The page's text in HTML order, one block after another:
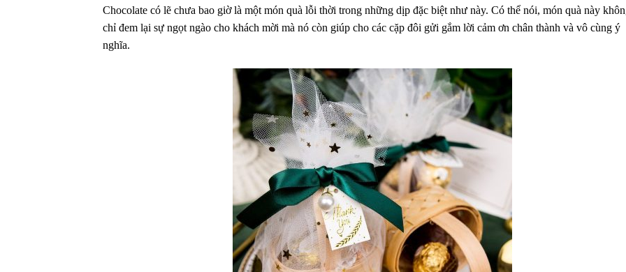
Chocolate có lẽ chưa bao giờ là một món quà lỗi thời trong những dịp đặc biệt như này. Có thể nói, món quà này
chỉ đem lại sự ngọt ngào cho khách mời mà nó còn giúp cho các cặp đôi gửi gắm lời cảm ơn chân thành và vô cùng ý
nghĩa.